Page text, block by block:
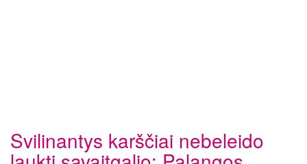
Svilinantys karščiai nebeleido